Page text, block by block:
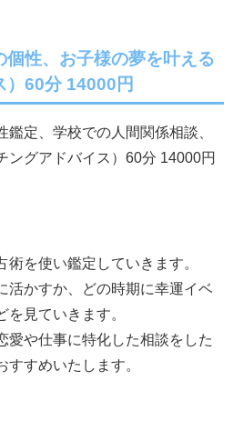
個性、お子様の夢を叶える
）60分 14000円
定、学校での人間関係相談、
ングアドバイス）60分 14000円
を使い鑑定していきます。
活かすか、どの時期に幸運イベ
を見ていきます。
愛や仕事に特化した相談をした
すすめいたします。